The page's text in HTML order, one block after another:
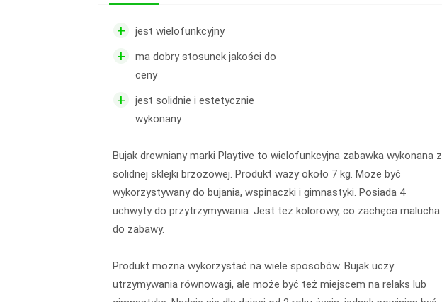
+ jest wielofunkcyjny
+
ma dobry stosunek jakości do
ceny
+
jest solidnie i estetycznie
wykonany
Bujak drewniany marki Playtive to wielofunkcyjna zabawka wykonana z
solidnej sklejki brzozowej. Produkt waży około 7 kg. Może być
wykorzystywany do bujania, wspinaczki i gimnastyki. Posiada 4
uchwyty do przytrzymywania. Jest też kolorowy, co zachęca malucha
do zabawy.
Produkt można wykorzystać na wiele sposobów. Bujak uczy
utrzymywania równowagi, ale może być też miejscem na relaks lub